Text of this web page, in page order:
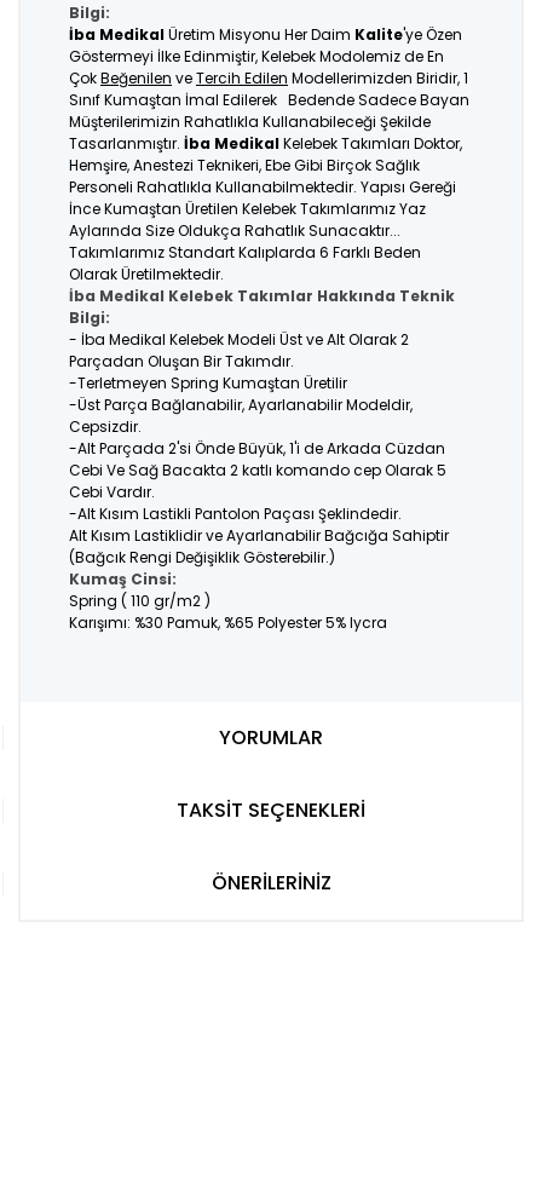
Bilgi:
İba MedikalÜretim Misyonu Her Daim Kalite'ye Özen
Göstermeyi İlke Edinmiştir, Kelebek Modolemiz de En
ÇokBeğenilen veTercih Edilen Modellerimizden Biridir, 1
Sınıf Kumaştan İmal Edilerek Bedende Sadece Bayan
Müşterilerimizin Rahatlıkla Kullanabileceği Şekilde
Tasarlanmıştır. İba MedikalKelebek Takımları Doktor,
Hemşire, Anestezi Teknikeri, Ebe Gibi Birçok Sağlık
Personeli Rahatlıkla Kullanabilmektedir. Yapısı Gereği
İnce Kumaştan Üretilen Kelebek Takımlarımız Yaz
Aylarında Size Oldukça Rahatlık Sunacaktır...
Takımlarımız Standart Kalıplarda 6 Farklı Beden
Olarak Üretilmektedir.
İba Medikal Kelebek Takımlar Hakkında Teknik
Bilgi:
- İba Medikal Kelebek Modeli Üst ve Alt Olarak 2
Parçadan Oluşan Bir Takımdır.
-Terletmeyen Spring Kumaştan Üretilir
-Üst Parça Bağlanabilir, Ayarlanabilir Modeldir,
Cepsizdir.
-Alt Parçada 2'si Önde Büyük, 1'i de Arkada Cüzdan
Cebi Ve Sağ Bacakta 2 katlı komando cep Olarak 5
Cebi Vardır.
-Alt Kısım Lastikli Pantolon Paçası Şeklindedir.
Alt Kısım Lastiklidir ve Ayarlanabilir Bağcığa Sahiptir
(Bağcık Rengi Değişiklik Gösterebilir.)
Kumaş Cinsi:
Spring ( 110 gr/m2 )
Karışımı: %30 Pamuk, %65 Polyester 5% lycra
YORUMLAR
TAKSİT SEÇENEKLERİ
ÖNERİLERİNİZ